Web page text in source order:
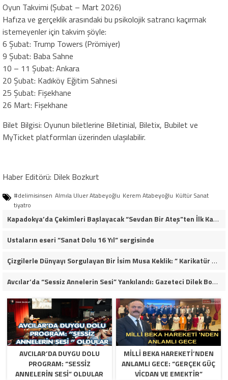
Oyun Takvimi (Şubat – Mart 2026)
​Hafıza ve gerçeklik arasındaki bu psikolojik satrancı kaçırmak
istemeyenler için takvim şöyle:
​6 Şubat: Trump Towers (Prömiyer)
​9 Şubat: Baba Sahne
​10 – 11 Şubat: Ankara
​20 Şubat: Kadıköy Eğitim Sahnesi
​25 Şubat: Fişekhane
​26 Mart: Fişekhane
​Bilet Bilgisi: Oyunun biletlerine Biletinial, Biletix, Bubilet ve
MyTicket platformları üzerinden ulaşılabilir.
Haber Editörü: Dilek Bozkurt
#delimisinsen Almıla Uluer Atabeyoğlu ​Kerem Atabeyoğlu Kültür Sanat
tiyatro
Kapadokya’da Çekimleri Başlayacak “Sevdan Bir Ateş”ten İlk Kareler!
Ustaların eseri “Sanat Dolu 16 Yıl” sergisinde
​Çizgilerle Dünyayı Sorgulayan Bir İsim Musa Keklik: ” Karikatür Muhaliftir, Ezilenden Yana Bir Aydınlık Eylemdir”
Avcılar’da “Sessiz Annelerin Sesi” Yankılandı: Gazeteci Dilek Bozkurt’tan İlham Veren Konuşma
​AVCILAR’DA DUYGU DOLU
PROGRAM: “SESSIZ
ANNELERIN SESI” OLDULAR
MILLI BEKA HAREKETI’NDEN
ANLAMLI GECE: “GERÇEK GÜÇ
VICDAN VE EMEKTIR”